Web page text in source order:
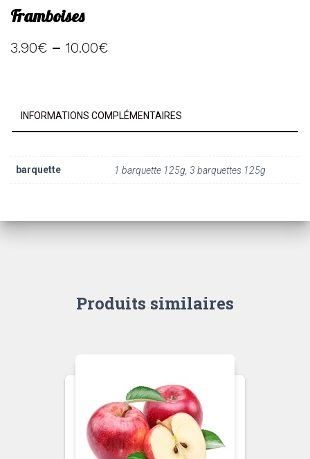
Framboises
3.90€ – 10.00€
INFORMATIONS COMPLÉMENTAIRES
barquette 1 barquette 125g, 3 barquettes 125g
Produits similaires